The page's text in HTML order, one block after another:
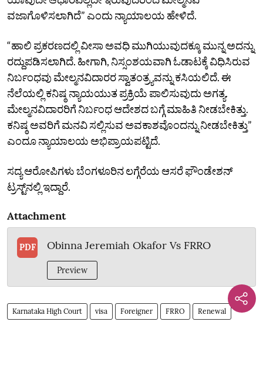
ವಜಾಗೊಳಿಸಲಾಗಿದೆ” ಎಂದು ನ್ಯಾಯಾಲಯ ಹೇಳಿದೆ.
“ಹಾಲಿ ಪ್ರಕರಣದಲ್ಲಿ ವೀಸಾ ಅವಧಿ ಮುಗಿಯುವುದಕ್ಕೂ ಮುನ್ನ ಅದನ್ನು
ರದ್ದುಪಡಿಸಲಾಗಿದೆ. ಹೀಗಾಗಿ, ನಿಸ್ಸಂಶಯವಾಗಿ ಓಡಾಟಕ್ಕೆ ವಿಧಿಸಿರುವ
ನಿರ್ಬಂಧವು ಮೇಲ್ಮನವಿದಾರರ ಸ್ವಾತಂತ್ರ್ಯವನ್ನು ಕಸಿಯಲಿದೆ. ಈ
ನೆಲೆಯಲ್ಲಿ ಕನಿಷ್ಠ ನ್ಯಾಯಯುತ ಪ್ರಕ್ರಿಯೆ ಪಾಲಿಸುವುದು ಅಗತ್ಯ.
ಮೇಲ್ಮನವಿದಾರರಿಗೆ ನಿರ್ಬಂಧ ಆದೇಶದ ಬಗ್ಗೆ ಮಾಹಿತಿ ನೀಡಬೇಕಿತ್ತು.
ಕನಿಷ್ಠ ಅವರಿಗೆ ಮನವಿ ಸಲ್ಲಿಸುವ ಅವಕಾಶವೊಂದನ್ನು ನೀಡಬೇಕಿತ್ತು”
ಎಂದೂ ನ್ಯಾಯಾಲಯ ಅಭಿಪ್ರಾಯಪಟ್ಟಿದೆ.
ಸದ್ಯ ಆರೋಪಿಗಳು ಬೆಂಗಳೂರಿನ ಲಗ್ಗೆರೆಯ ಆಸರೆ ಫೌಂಡೇಶನ್‌
ಟ್ರಸ್ಟ್‌ನಲ್ಲಿ ಇದ್ದಾರೆ.
Attachment
PDF Obinna Jeremiah Okafor Vs FRRO
Preview
Karnataka High Court visa Foreigner FRRO Renewal